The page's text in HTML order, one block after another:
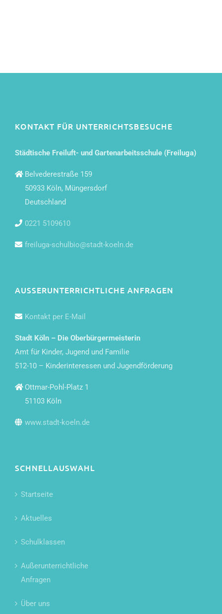
KONTAKT FÜR UNTERRICHTSBESUCHE
Städtische Freiluft- und Gartenarbeitsschule (Freiluga)
Belvederestraße 159
50933 Köln, Müngersdorf
Deutschland
0221 5109610
freiluga-schulbio@stadt-koeln.de
AUSSERUNTERRICHTLICHE ANFRAGEN
Kontakt per E-Mail
Stadt Köln – Die Oberbürgermeisterin
Amt für Kinder, Jugend und Familie
512-10 – Kinderinteressen und Jugendförderung
Ottmar-Pohl-Platz 1
51103 Köln
www.stadt-koeln.de
SCHNELLAUSWAHL
Startseite
Aktuelles
Schulklassen
Außerunterrichtliche
Anfragen
Über uns